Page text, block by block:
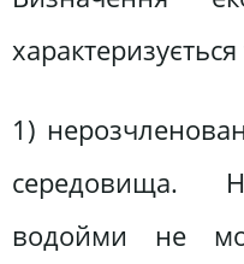
1)
середовища.
водойми не